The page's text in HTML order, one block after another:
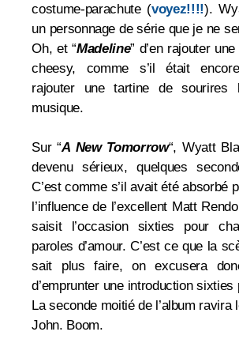
costume-parachute (voyez!!!!).
un personnage de série que je ne
Oh, et“Madeline” d’en rajouter
cheesy, comme s’il était
rajouter une tartine de sourires
musique.
Sur“A New Tomorrow“, Wyatt
devenu sérieux, quelques
C’est comme s’il avait été absorbé
l’influence de l’excellent Matt
saisit l’occasion sixties pour
paroles d’amour. C’est ce que la
sait plus faire, on excusera
d’emprunter une introduction sixties
La seconde moitié de l’album ravira
John. Boom.